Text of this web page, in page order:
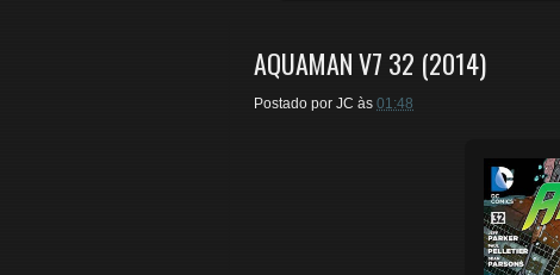
AQUAMAN V7 32 (2014)
Postado por JC às 01:48